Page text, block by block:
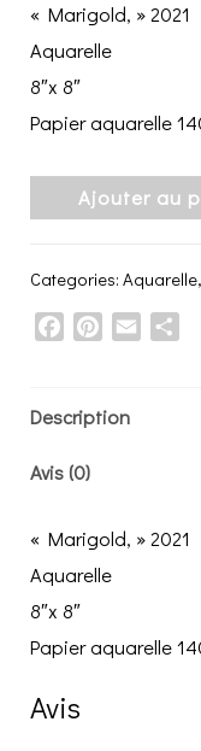
« Marigold, » 2021
Aquarelle
8″x 8″
Papier aquarelle
Ajouter au
Categories:Aquarelle,
FacebookPinterest
Email
Description
Avis (0)
« Marigold, » 2021
Aquarelle
8″x 8″
Papier aquarelle
Avis